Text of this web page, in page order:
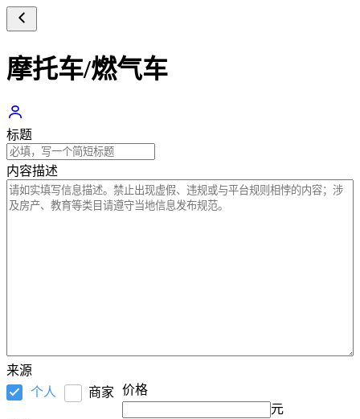
摩托车/燃气车
标题
内容描述
来源
个人
商家
价格
元